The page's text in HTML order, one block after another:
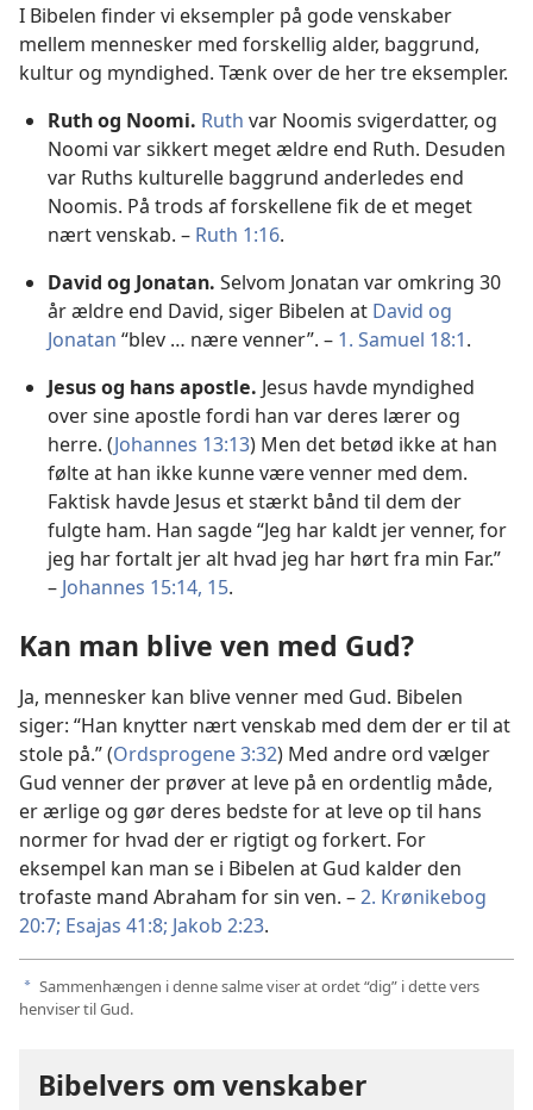
I Bibelen finder vi eksempler på gode venskaber
mellem mennesker med forskellig alder, baggrund,
kultur og myndighed. Tænk over de her tre eksempler.
Ruth og Noomi. Ruth var Noomis svigerdatter, og
Noomi var sikkert meget ældre end Ruth. Desuden
var Ruths kulturelle baggrund anderledes end
Noomis. På trods af forskellene fik de et meget
nært venskab. – Ruth 1:16.
David og Jonatan. Selvom Jonatan var omkring 30
år ældre end David, siger Bibelen at David og
Jonatan “blev … nære venner”. – 1. Samuel 18:1.
Jesus og hans apostle. Jesus havde myndighed
over sine apostle fordi han var deres lærer og
herre. (Johannes 13:13) Men det betød ikke at han
følte at han ikke kunne være venner med dem.
Faktisk havde Jesus et stærkt bånd til dem der
fulgte ham. Han sagde “Jeg har kaldt jer venner, for
jeg har fortalt jer alt hvad jeg har hørt fra min Far.”
– Johannes 15:14, 15.
Kan man blive ven med Gud?
Ja, mennesker kan blive venner med Gud. Bibelen
siger: “Han knytter nært venskab med dem der er til at
stole på.” (Ordsprogene 3:32) Med andre ord vælger
Gud venner der prøver at leve på en ordentlig måde,
er ærlige og gør deres bedste for at leve op til hans
normer for hvad der er rigtigt og forkert. For
eksempel kan man se i Bibelen at Gud kalder den
trofaste mand Abraham for sin ven. –2. Krønikebog
20:7; Esajas 41:8; Jakob 2:23.
a Sammenhængen i denne salme viser at ordet “dig” i dette vers
henviser til Gud.
Bibelvers om venskaber